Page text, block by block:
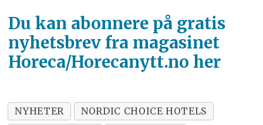
Du kan abonnere på gratis
nyhetsbrev fra magasinet
Horeca/Horecanytt.no her
NYHETER NORDIC CHOICE HOTELS